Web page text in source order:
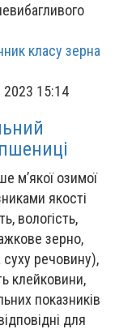
2023 15:14
м’якої озимої
якості
вологість,
зерно,
суху речовину),
клейковини,
показників
для